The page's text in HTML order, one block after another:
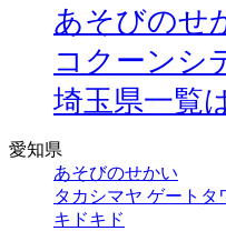
あそびのせ
コクーンシ
埼玉県一覧
愛知県
あそびのせかい
タカシマヤ ゲートタ
キドキド